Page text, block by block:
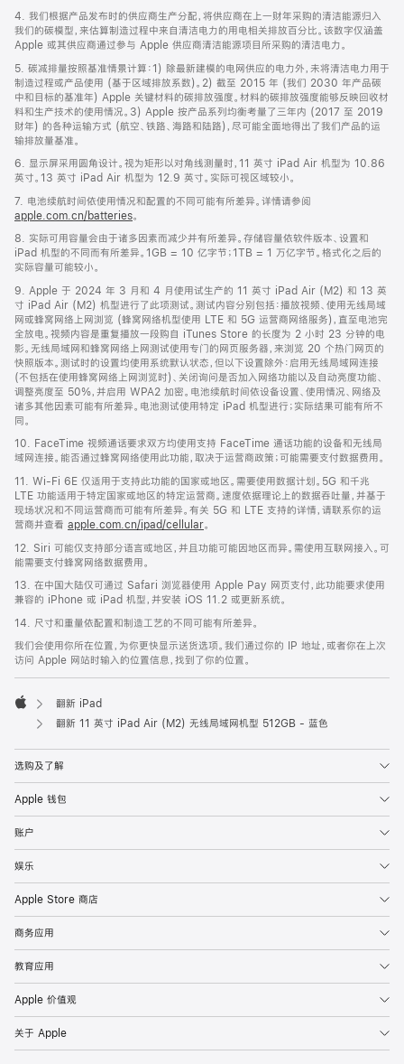
4. 我们根据产品发布时的供应商生产分配，将供应商在上一财年采购的清洁能源归入
我们的碳模型，来估算制造过程中来自清洁电力的用电相关排放百分比。该数字仅涵盖
Apple 或其供应商通过参与 Apple 供应商清洁能源项目所采购的清洁电力。
5. 碳减排量按照基准情景计算：1) 除最新建模的电网供应的电力外，未将清洁电力用于
制造过程或产品使用 (基于区域排放系数)。2) 截至 2015 年 (我们 2030 年产品碳
中和目标的基准年) Apple 关键材料的碳排放强度。材料的碳排放强度能够反映回收材
料和生产技术的使用情况。3) Apple 按产品系列均衡考量了三年内 (2017 至 2019
财年) 的各种运输方式 (航空、铁路、海路和陆路)，尽可能全面地得出了我们产品的运
输排放量基准。
6. 显示屏采用圆角设计。视为矩形以对角线测量时，11 英寸 iPad Air 机型为 10.86
英寸。13 英寸 iPad Air 机型为 12.9 英寸。实际可视区域较小。
7. 电池续航时间依使用情况和配置的不同可能有所差异。详情请参阅
apple.com.cn/batteries。
8. 实际可用容量会由于诸多因素而减少并有所差异。存储容量依软件版本、设置和
iPad 机型的不同而有所差异。1GB = 10 亿字节；1TB = 1 万亿字节。格式化之后的
实际容量可能较小。
9. Apple 于 2024 年 3 月和 4 月使用试生产的 11 英寸 iPad Air (M2) 和 13 英
寸 iPad Air (M2) 机型进行了此项测试。测试内容分别包括：播放视频、使用无线局域
网或蜂窝网络上网浏览 (蜂窝网络机型使用 LTE 和 5G 运营商网络服务)，直至电池完
全放电。视频内容是重复播放一段购自 iTunes Store 的长度为 2 小时 23 分钟的电
影。无线局域网和蜂窝网络上网测试使用专门的网页服务器，来浏览 20 个热门网页的
快照版本。测试时的设置均使用系统默认状态，但以下设置除外：启用无线局域网连接
(不包括在使用蜂窝网络上网浏览时)、关闭询问是否加入网络功能以及自动亮度功能、
调整亮度至 50%，并启用 WPA2 加密。电池续航时间依设备设置、使用情况、网络及
诸多其他因素可能有所差异。电池测试使用特定 iPad 机型进行；实际结果可能有所不
同。
10. FaceTime 视频通话要求双方均使用支持 FaceTime 通话功能的设备和无线局
域网连接。能否通过蜂窝网络使用此功能，取决于运营商政策；可能需要支付数据费用。
11. Wi-Fi 6E 仅适用于支持此功能的国家或地区。需要使用数据计划。5G 和千兆
LTE 功能适用于特定国家或地区的特定运营商。速度依据理论上的数据吞吐量，并基于
现场状况和不同运营商而可能有所差异。有关 5G 和 LTE 支持的详情，请联系你的运
营商并查看 apple.com.cn/ipad/cellular。
12. Siri 可能仅支持部分语言或地区，并且功能可能因地区而异。需使用互联网接入。可
能需要支付蜂窝网络数据费用。
13. 在中国大陆仅可通过 Safari 浏览器使用 Apple Pay 网页支付，此功能要求使用
兼容的 iPhone 或 iPad 机型，并安装 iOS 11.2 或更新系统。
14. 尺寸和重量依配置和制造工艺的不同可能有所差异。
我们会使用你所在位置，为你更快显示送货选项。我们通过你的 IP 地址，或者你在上次
访问 Apple 网站时输入的位置信息，找到了你的位置。
Apple
翻新 iPad
翻新 11 英寸 iPad Air (M2) 无线局域网机型 512GB - 蓝色
选购及了解
Apple 钱包
账户
娱乐
Apple Store 商店
商务应用
教育应用
Apple 价值观
关于 Apple